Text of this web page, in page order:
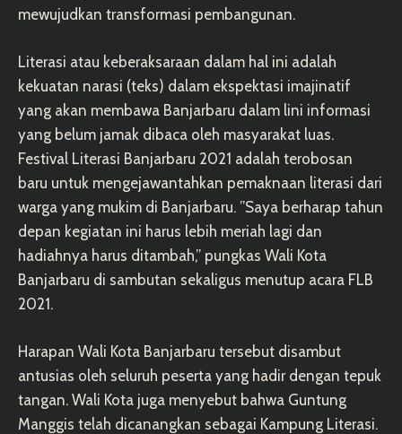
mewujudkan transformasi pembangunan.
Literasi atau keberaksaraan dalam hal ini adalah
kekuatan narasi (teks) dalam ekspektasi imajinatif
yang akan membawa Banjarbaru dalam lini informasi
yang belum jamak dibaca oleh masyarakat luas.
Festival Literasi Banjarbaru 2021 adalah terobosan
baru untuk mengejawantahkan pemaknaan literasi dari
warga yang mukim di Banjarbaru. ”Saya berharap tahun
depan kegiatan ini harus lebih meriah lagi dan
hadiahnya harus ditambah,” pungkas Wali Kota
Banjarbaru di sambutan sekaligus menutup acara FLB
2021.
Harapan Wali Kota Banjarbaru tersebut disambut
antusias oleh seluruh peserta yang hadir dengan tepuk
tangan. Wali Kota juga menyebut bahwa Guntung
Manggis telah dicanangkan sebagai Kampung Literasi.